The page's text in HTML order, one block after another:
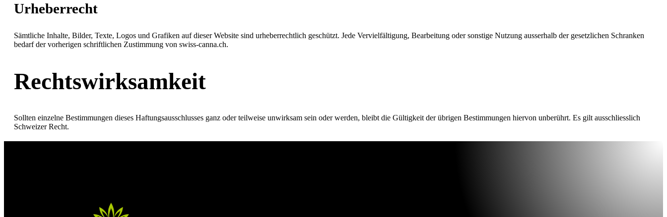
Urheberrecht
Sämtliche Inhalte, Bilder, Texte, Logos und Grafiken auf dieser Website sind urheberrechtlich geschützt. Jede Vervielfältigung, Bearbeitung oder sonstige Nutzung ausserhalb der gesetzlichen Schranken
bedarf der vorherigen schriftlichen Zustimmung von swiss-canna.ch.
Rechtswirksamkeit
Sollten einzelne Bestimmungen dieses Haftungsausschlusses ganz oder teilweise unwirksam sein oder werden, bleibt die Gültigkeit der übrigen Bestimmungen hiervon unberührt. Es gilt ausschliesslich
Schweizer Recht.